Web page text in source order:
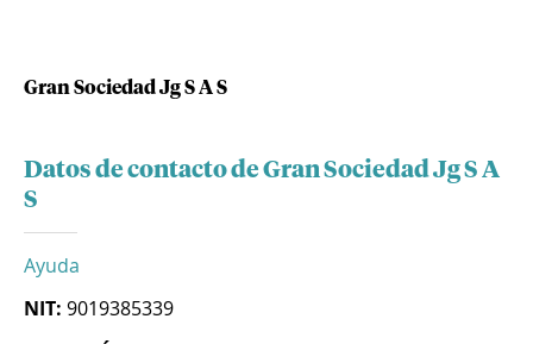
Gran Sociedad Jg S A S
Datos de contacto de Gran Sociedad Jg S A
S
Ayuda
NIT: 9019385339